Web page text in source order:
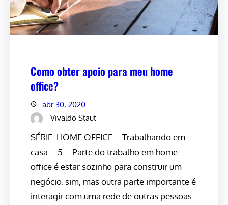
Como obter apoio para meu home
office?
abr 30, 2020
Vivaldo Staut
SÉRIE: HOME OFFICE – Trabalhando em
casa – 5 – Parte do trabalho em home
office é estar sozinho para construir um
negócio, sim, mas outra parte importante é
interagir com uma rede de outras pessoas